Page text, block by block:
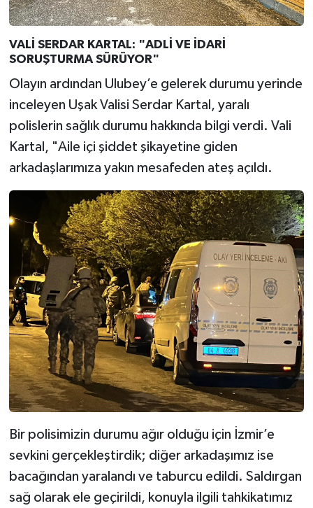
VALİ SERDAR KARTAL: "ADLİ VE İDARİ
SORUŞTURMA SÜRÜYOR"
Olayın ardından Ulubey’e gelerek durumu yerinde
inceleyen Uşak Valisi Serdar Kartal, yaralı
polislerin sağlık durumu hakkında bilgi verdi. Vali
Kartal, "Aile içi şiddet şikayetine giden
arkadaşlarımıza yakın mesafeden ateş açıldı.
Bir polisimizin durumu ağır olduğu için İzmir’e
sevkini gerçekleştirdik; diğer arkadaşımız ise
bacağından yaralandı ve taburcu edildi. Saldırgan
sağ olarak ele geçirildi, konuyla ilgili tahkikatımız